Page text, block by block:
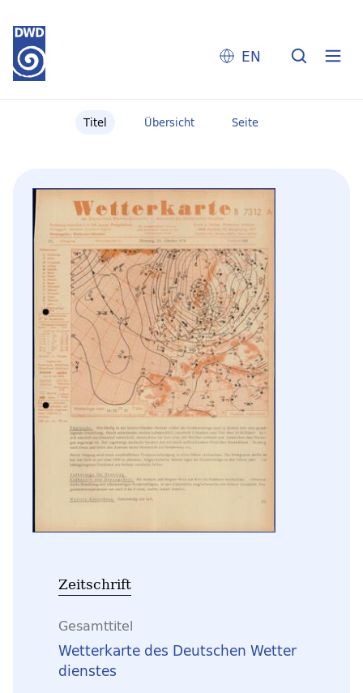
EN
Titel Übersicht Seite
Zeitschrift
Gesamttitel
Wetterkarte des Deutschen Wetter
dienstes